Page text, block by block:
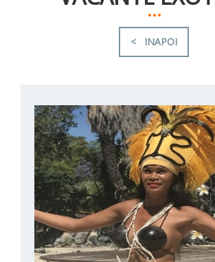
...
< INAPOI